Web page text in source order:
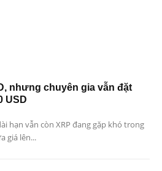
nhưng chuyên gia vẫn đặt
USD
hạn vẫn còn XRP đang gặp khó trong
giá lên...